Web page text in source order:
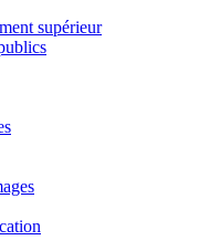
supérieur